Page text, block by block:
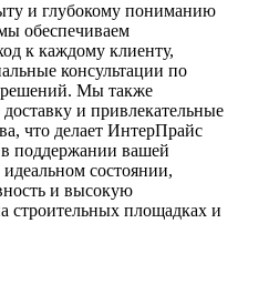
и глубокому пониманию
обеспечиваем
к каждому клиенту,
консультации по
Мы также
и привлекательные
что делает ИнтерПрайс
поддержании вашей
состоянии,
и высокую
строительных площадках и